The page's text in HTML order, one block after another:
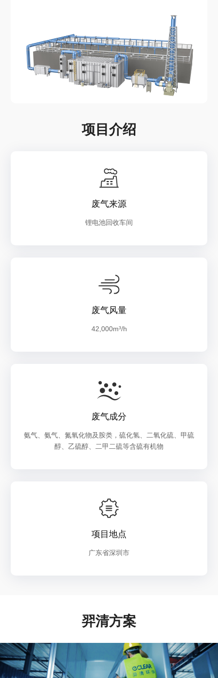
项目介绍
废气来源
锂电池回收车间
废气风量
42,000m³/h
废气成分
氨气、氨气、氮氧化物及胺类，硫化氢、二氧化硫、甲硫
醇、乙硫醇、二甲二硫等含硫有机物
项目地点
广东省深圳市
羿清方案